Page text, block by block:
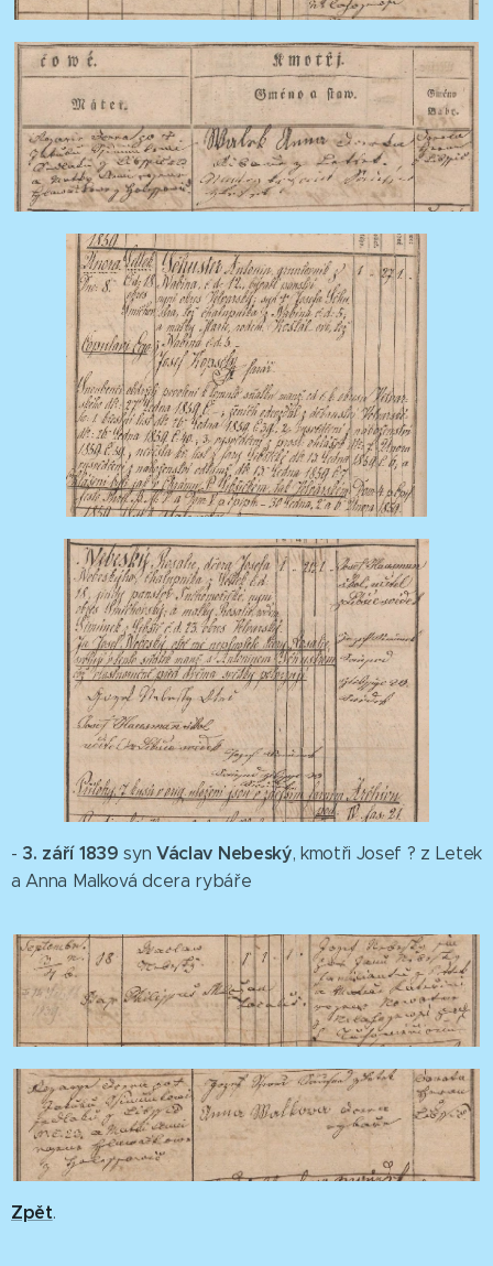
- 3. září 1839synVáclav Nebeský, kmotři Josef ? z Letek
a Anna Malková dcera rybáře
Zpět.